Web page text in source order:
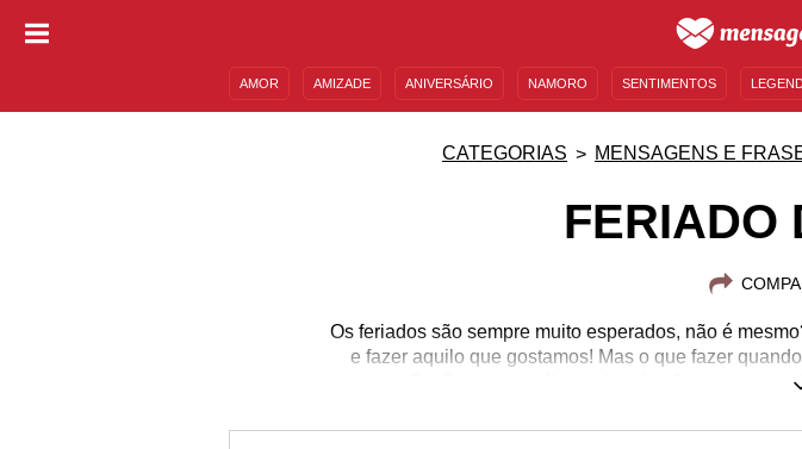
AMOR AMIZADE ANIVERSÁRIO NAMORO SENTIMENTOS
CATEGORIAS MENSAGENS E
FERIADO
Os feriados são sempre muito esperados, não é
e fazer aquilo que gostamos! Mas o que fazer
Confira nossas dicas e inspirações pra